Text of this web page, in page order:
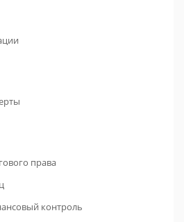
права
контроль